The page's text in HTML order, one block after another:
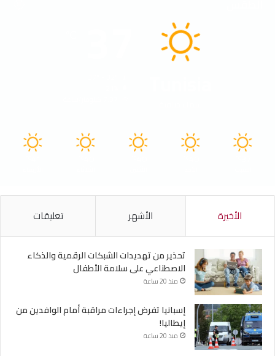
الأخيرة الأشهر تعليقات
تحذير من تهديدات الشبكات الرقمية والذكاء
الاصطناعي على سلامة الأطفال
منذ 20 ساعة
إسبانيا تفرض إجراءات مراقبة أمام الوافدين من
إيطاليا!
منذ 20 ساعة